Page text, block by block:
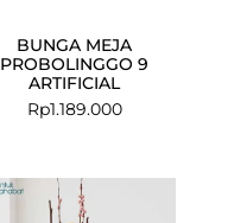
BUNGA MEJA
PROBOLINGGO 9
ARTIFICIAL
Rp1.189.000